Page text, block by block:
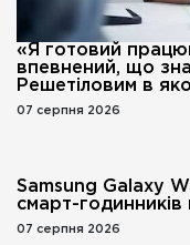
«Я готовий
впевнений, що
Решетіловим в
07 серпня 2026
Samsung Galaxy
смарт-годинників
07 серпня 2026